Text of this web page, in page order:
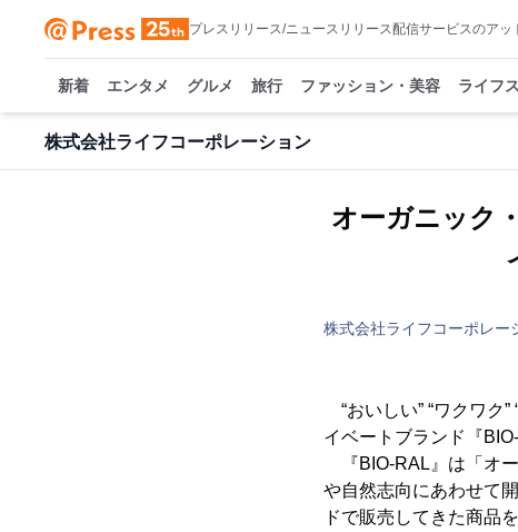
プレスリリース/ニュースリリース配信サービスのアッ
新着 エンタメ グルメ 旅行 ファッション・美容 ライフ
株式会社ライフコーポレーション
オーガニック
株式会社ライフコーポレー
“おいしい” “ワクワク
イベートブランド『
『BIO-RAL』は「オ
や自然志向にあわせて
ドで販売してきた商品